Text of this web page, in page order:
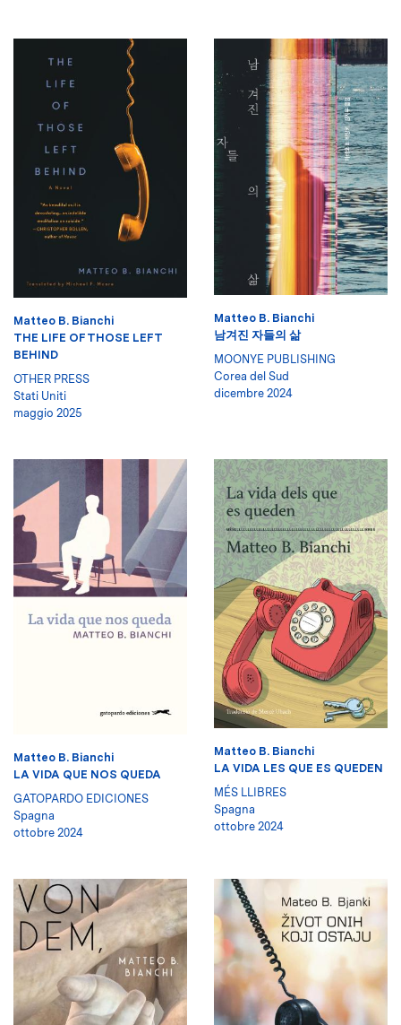
Matteo B. Bianchi
THE LIFE OF THOSE LEFT
BEHIND
OTHER PRESS
Stati Uniti
maggio 2025
Matteo B. Bianchi
남겨진 자들의 삶
MOONYE PUBLISHING
Corea del Sud
dicembre 2024
Matteo B. Bianchi
LA VIDA QUE NOS QUEDA
GATOPARDO EDICIONES
Spagna
ottobre 2024
Matteo B. Bianchi
LA VIDA LES QUE ES QUEDEN
MÉS LLIBRES
Spagna
ottobre 2024